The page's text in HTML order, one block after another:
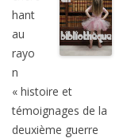
hant
au
rayo
n
« histoire et
témoignages de la
deuxième guerre